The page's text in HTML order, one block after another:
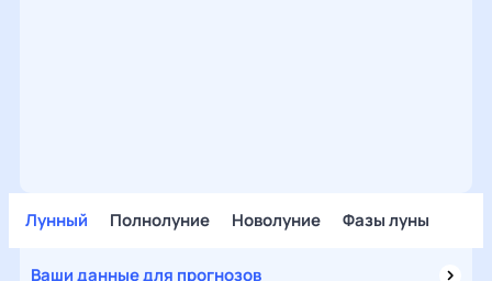
Лунный Полнолуние Новолуние Фазы луны
Ваши данные для прогнозов